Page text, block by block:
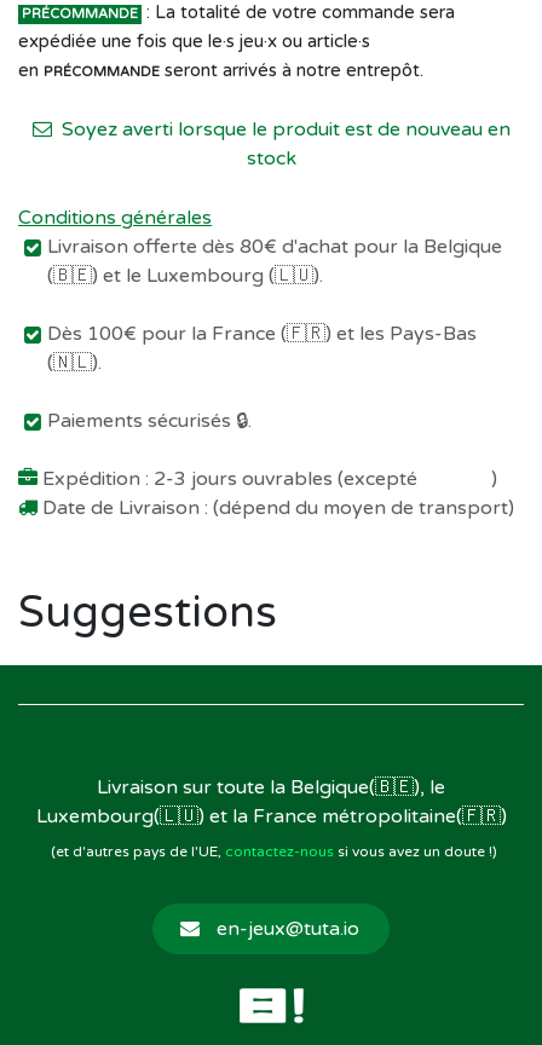
PRÉCOMMANDE : La totalité de votre commande sera
expédiée une fois que le·s jeu·x ou article·s
en PRÉCOMMANDE seront arrivés à notre entrepôt.
Soyez averti lorsque le produit est de nouveau en
stock
Conditions générales
Livraison offerte dès 80€ d'achat pour la Belgique
(🇧🇪) et le Luxembourg (🇱🇺).
Dès 100€ pour la France (🇫🇷) et les Pays-Bas
(🇳🇱).
Paiements sécurisés 🔒.
Expédition : 2-3 jours ouvrables (excepté
)
Date de Livraison : (dépend du moyen de transport)
Suggestions
Livraison sur toute la Belgique(🇧🇪), le
Luxembourg(🇱🇺) et la France métropolitaine(🇫🇷)
(et d'autres pays de l'UE, contactez-noussi vous avez un doute !)
en-jeux@tuta.io